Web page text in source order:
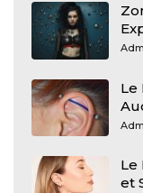
Le
Le
et